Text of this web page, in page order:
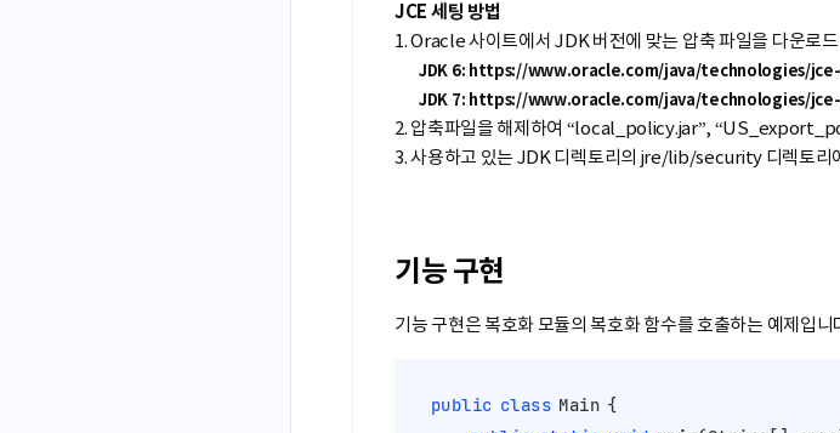
JCE 세팅 방법
1. Oracle 사이트에서 JDK 버전에 맞는 압축 파일을 다운로드
JDK 6: https://www.oracle.com/java/technologies/
JDK 7: https://www.oracle.com/java/technologies/
2. 압축파일을 해제하여 “local_policy.jar”,
3. 사용하고 있는 JDK 디렉토리의 jre/lib/security 디렉토리
기능 구현
기능 구현은 복호화 모듈의 복호화 함수를 호출하는 예제입
public class Main {